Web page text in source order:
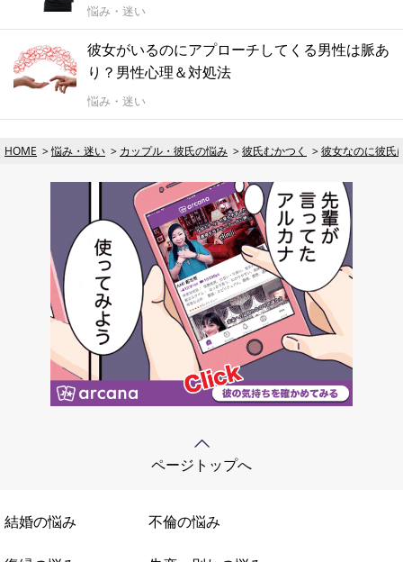
悩み・迷い
彼女がいるのにアプローチしてくる男性は脈あ
り？男性心理＆対処法
悩み・迷い
HOME 悩み・迷い カップル・彼氏の悩み 彼氏むかつく 彼女なのに彼氏
ページトップへ
結婚の悩み 不倫の悩み